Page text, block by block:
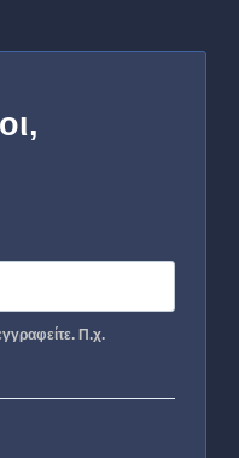
Π.χ.